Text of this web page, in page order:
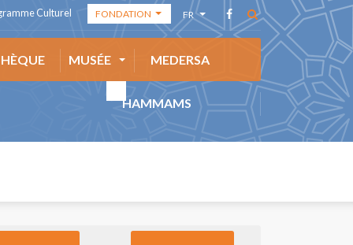
Culturel FONDATION
FONDATION
ACADÉMIE DES
ARTS
MÉDIATHÈQUE
FR
AR
ES
MUSÉE MEDERSA
HAMMAMS